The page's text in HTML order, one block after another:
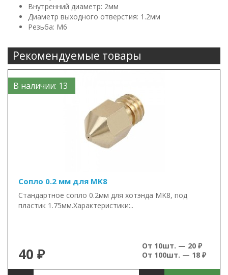
Внутренний диаметр: 2мм
Диаметр выходного отверстия: 1.2мм
Резьба: М6
Рекомендуемые товары
В наличии: 13
Сопло 0.2 мм для MK8
Стандартное сопло 0.2мм для хотэнда MK8, под
пластик 1.75мм.Характеристики:..
40 ₽
От 10шт. — 20 ₽
От 100шт. — 18 ₽